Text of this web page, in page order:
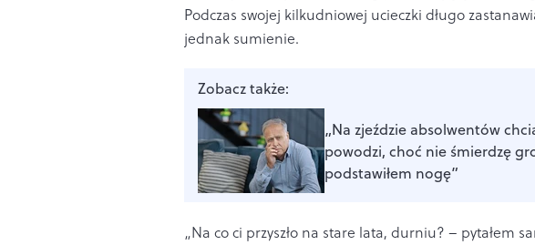
Podczas swojej kilkudniowej ucieczki długo
jednak sumienie.
Zobacz także:
„Na zjeździe absolwentów
powodzi, choć nie śmierdzę
podstawiłem nogę”
„Na co ci przyszło na stare lata, durniu? – pytałem